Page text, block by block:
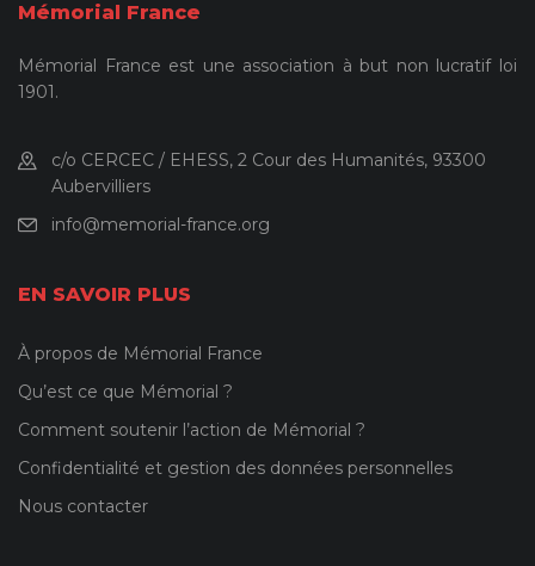
Mémorial France
Mémorial France est une association à but non lucratif loi
1901.
c/o CERCEC / EHESS, 2 Cour des Humanités, 93300
Aubervilliers
info@memorial-france.org
EN SAVOIR PLUS
À propos de Mémorial France
Qu’est ce que Mémorial ?
Comment soutenir l’action de Mémorial ?
Confidentialité et gestion des données personnelles
Nous contacter